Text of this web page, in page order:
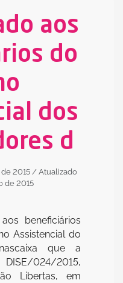
aos
do
dos
d
2015 / Atualizado
de 2015
beneficiários
Assistencial do
que a
024/2015,
Libertas, em